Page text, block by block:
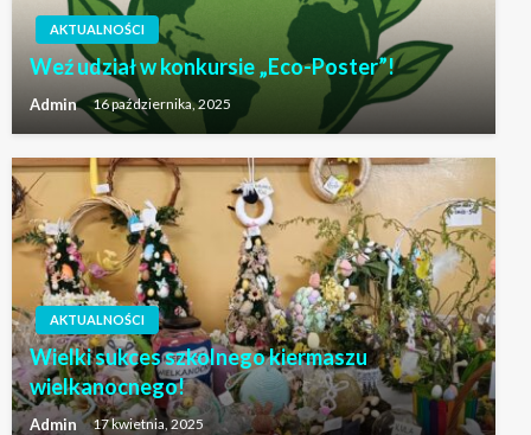
AKTUALNOŚCI
Weź udział w konkursie „Eco-Poster”!
Admin 16 października, 2025
AKTUALNOŚCI
Wielki sukces szkolnego kiermaszu
wielkanocnego!
Admin 17 kwietnia, 2025